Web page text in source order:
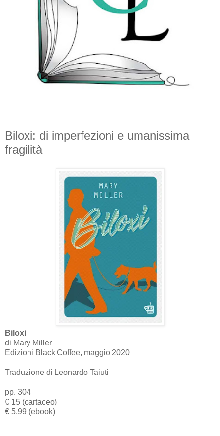
Biloxi: di imperfezioni e umanissima
fragilità
Biloxi
di Mary Miller
Edizioni Black Coffee, maggio 2020
Traduzione di Leonardo Taiuti
pp. 304
€ 15 (cartaceo)
€ 5,99 (ebook)